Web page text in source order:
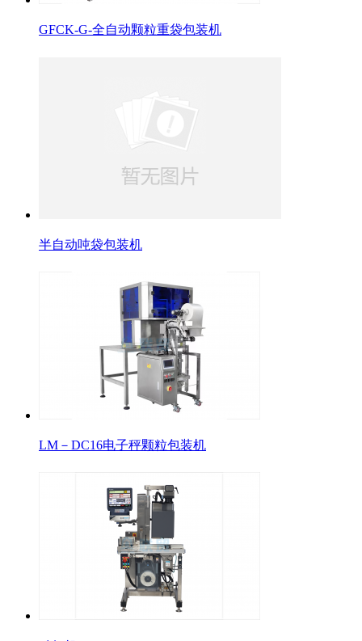
GFCK-G-全自动颗粒重袋包装机
半自动吨袋包装机
LM－DC16电子秤颗粒包装机